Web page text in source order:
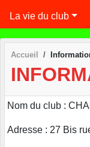
La vie du club
Accueil
Nom du club :
Adresse : 27 Bis